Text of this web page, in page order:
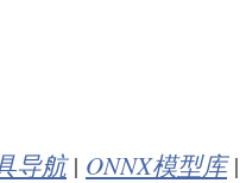
导航| ONNX模型库|